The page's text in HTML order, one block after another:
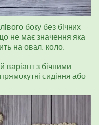
боку без бічних
не має значення яка
на овал, коло,
з бічними
сидіння або